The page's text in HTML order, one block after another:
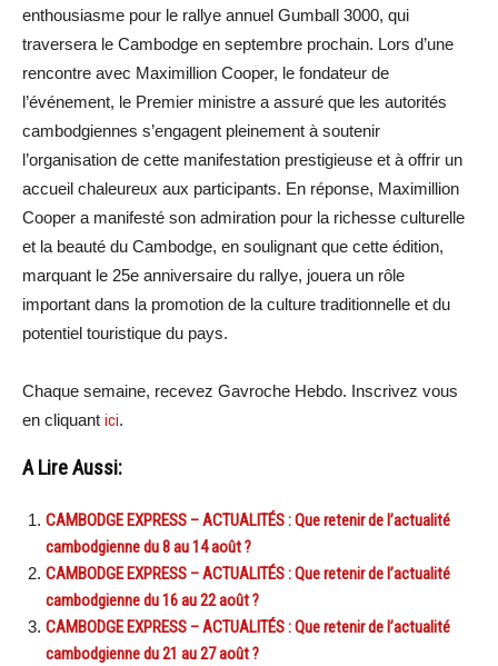
enthousiasme pour le rallye annuel Gumball 3000, qui
traversera le Cambodge en septembre prochain. Lors d’une
rencontre avec Maximillion Cooper, le fondateur de
l’événement, le Premier ministre a assuré que les autorités
cambodgiennes s’engagent pleinement à soutenir
l’organisation de cette manifestation prestigieuse et à offrir un
accueil chaleureux aux participants. En réponse, Maximillion
Cooper a manifesté son admiration pour la richesse culturelle
et la beauté du Cambodge, en soulignant que cette édition,
marquant le 25e anniversaire du rallye, jouera un rôle
important dans la promotion de la culture traditionnelle et du
potentiel touristique du pays.
Chaque semaine, recevez Gavroche Hebdo. Inscrivez vous
en cliquant ici.
A Lire Aussi:
CAMBODGE EXPRESS – ACTUALITÉS : Que retenir de l’actualité
cambodgienne du 8 au 14 août ?
CAMBODGE EXPRESS – ACTUALITÉS : Que retenir de l’actualité
cambodgienne du 16 au 22 août ?
CAMBODGE EXPRESS – ACTUALITÉS : Que retenir de l’actualité
cambodgienne du 21 au 27 août ?